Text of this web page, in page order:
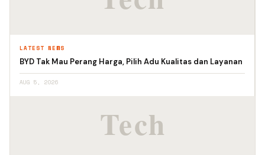
LATEST NEWS
BYD Tak Mau Perang Harga, Pilih Adu Kualitas dan Layanan
AUG 5, 2026